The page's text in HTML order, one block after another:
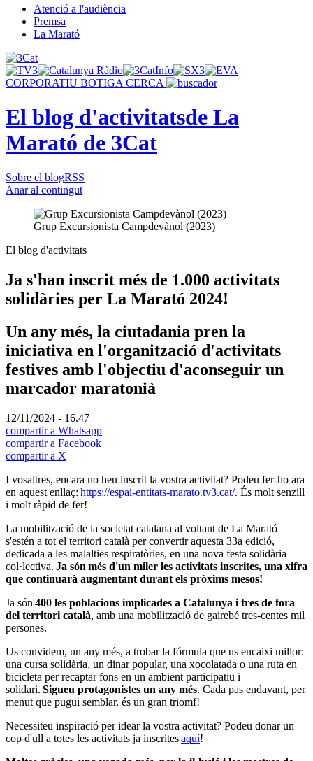
Atenció a l'audiència
Premsa
La Marató
CORPORATIU BOTIGA CERCA
El blog d'activitatsde La
Marató de 3Cat
Sobre el blogRSS
Anar al contingut
Grup Excursionista Campdevànol (2023)
El blog d'activitats
Ja s'han inscrit més de 1.000 activitats
solidàries per La Marató 2024!
Un any més, la ciutadania pren la
iniciativa en l'organització d'activitats
festives amb l'objectiu d'aconseguir un
marcador maratonià
12/11/2024 - 16.47
compartir a Whatsapp
compartir a Facebook
compartir a X
I vosaltres, encara no heu inscrit la vostra activitat? Podeu fer-ho ara
en aquest enllaç: https://espai-entitats-marato.tv3.cat/. És molt senzill
i molt ràpid de fer!
La mobilització de la societat catalana al voltant de La Marató
s'estén a tot el territori català per convertir aquesta 33a edició,
dedicada a les malalties respiratòries, en una nova festa solidària
col·lectiva. Ja són més d'un miler les activitats inscrites, una xifra
que continuarà augmentant durant els pròxims mesos!
Ja són 400 les poblacions implicades a Catalunya i tres de fora
del territori català, amb una mobilització de gairebé tres-centes mil
persones.
Us convidem, un any més, a trobar la fórmula que us encaixi millor:
una cursa solidària, un dinar popular, una xocolatada o una ruta en
bicicleta per recaptar fons en un ambient participatiu i
solidari. Sigueu protagonistes un any més. Cada pas endavant, per
menut que pugui semblar, és un gran triomf!
Necessiteu inspiració per idear la vostra activitat? Podeu donar un
cop d'ull a totes les activitats ja inscritesaquí!